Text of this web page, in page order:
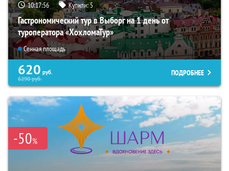
10:17:54 Купили:5
Гастрономический тур в Выборг на 1 день от
туроператора «ХохломаТур»
Сенная площадь
620 руб.
6290руб.
ПОДРОБНЕЕ
-50%